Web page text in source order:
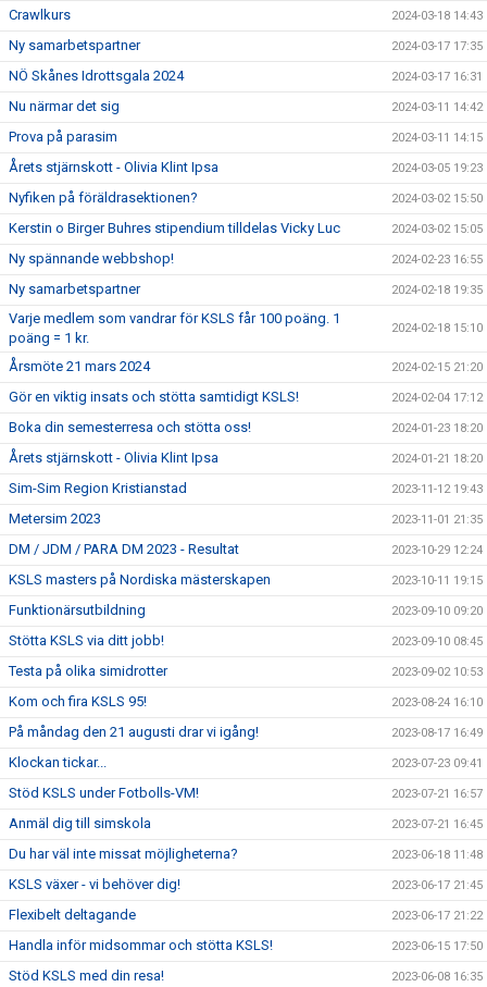
Crawlkurs 2024-03-18 14:43
Ny samarbetspartner 2024-03-17 17:35
NÖ Skånes Idrottsgala 2024 2024-03-17 16:31
Nu närmar det sig 2024-03-11 14:42
Prova på parasim 2024-03-11 14:15
Årets stjärnskott - Olivia Klint Ipsa 2024-03-05 19:23
Nyfiken på föräldrasektionen? 2024-03-02 15:50
Kerstin o Birger Buhres stipendium tilldelas Vicky Luc 2024-03-02 15:05
Ny spännande webbshop! 2024-02-23 16:55
Ny samarbetspartner 2024-02-18 19:35
Varje medlem som vandrar för KSLS får 100 poäng. 1
poäng = 1 kr.
2024-02-18 15:10
Årsmöte 21 mars 2024 2024-02-15 21:20
Gör en viktig insats och stötta samtidigt KSLS! 2024-02-04 17:12
Boka din semesterresa och stötta oss! 2024-01-23 18:20
Årets stjärnskott - Olivia Klint Ipsa 2024-01-21 18:20
Sim-Sim Region Kristianstad 2023-11-12 19:43
Metersim 2023 2023-11-01 21:35
DM / JDM / PARA DM 2023 - Resultat 2023-10-29 12:24
KSLS masters på Nordiska mästerskapen 2023-10-11 19:15
Funktionärsutbildning 2023-09-10 09:20
Stötta KSLS via ditt jobb! 2023-09-10 08:45
Testa på olika simidrotter 2023-09-02 10:53
Kom och fira KSLS 95! 2023-08-24 16:10
På måndag den 21 augusti drar vi igång! 2023-08-17 16:49
Klockan tickar... 2023-07-23 09:41
Stöd KSLS under Fotbolls-VM! 2023-07-21 16:57
Anmäl dig till simskola 2023-07-21 16:45
Du har väl inte missat möjligheterna? 2023-06-18 11:48
KSLS växer - vi behöver dig! 2023-06-17 21:45
Flexibelt deltagande 2023-06-17 21:22
Handla inför midsommar och stötta KSLS! 2023-06-15 17:50
Stöd KSLS med din resa! 2023-06-08 16:35